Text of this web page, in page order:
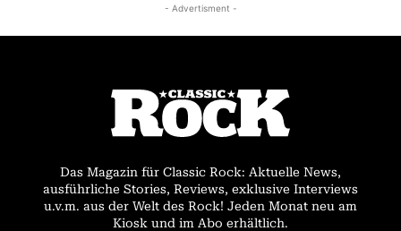
- Advertisment -
Das Magazin für Classic Rock: Aktuelle News,
ausführliche Stories, Reviews, exklusive Interviews
u.v.m. aus der Welt des Rock! Jeden Monat neu am
Kiosk und im Abo erhältlich.